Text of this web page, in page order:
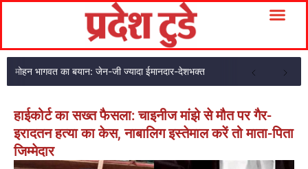
मोहन भागवत का बयान: जेन-जी ज्यादा ईमानदार-देशभक्त
हाईकोर्ट का सख्त फैसला: चाइनीज मांझे से मौत पर गैर-
इरादतन हत्या का केस, नाबालिग इस्तेमाल करें तो माता-पिता
जिम्मेदार